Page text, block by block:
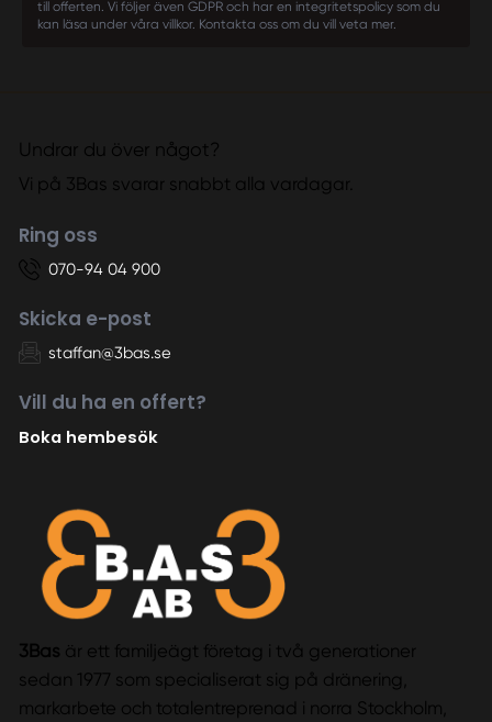
till offerten. Vi följer även GDPR och har en integritetspolicy som du
kan läsa under våra villkor. Kontakta oss om du vill veta mer.
Undrar du över något?
Vi på 3Bas svarar snabbt alla vardagar.
Ring oss
070-94 04 900
Skicka e-post
staffan@3bas.se
Vill du ha en offert?
Boka hembesök
3Bas är ett familjeägt företag i två generationer
sedan 1977 som specialiserat sig på dränering,
markarbete och totalentreprenad i norra Stockholm,